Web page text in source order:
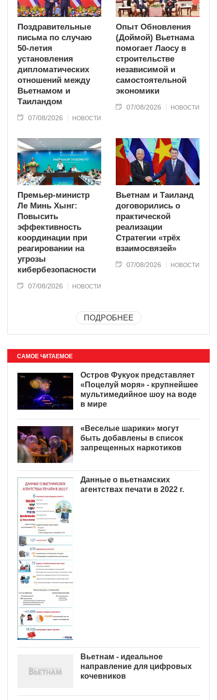
Поздравительные
письма по случаю
50-летия
установления
дипломатических
отношений между
Вьетнамом и
Таиландом
07/08/2026 НОВОСТИ
Опыт Обновления
(Доймой) Вьетнама
помогает Лаосу в
строительстве
независимой и
самостоятельной
экономики
07/08/2026 НОВОСТИ
Премьер-министр
Ле Минь Хынг:
Повысить
эффективность
координации при
реагировании на
угрозы
кибербезопасности
07/08/2026 НОВОСТИ
Вьетнам и Таиланд
договорились о
практической
реализации
Стратегии «трёх
взаимосвязей»
07/08/2026 НОВОСТИ
ПОДРОБНЕЕ
САМОЕ ЧИТАЕМОЕ
Остров Фукуок представляет
«Поцелуй моря» - крупнейшее
мультимедийное шоу на воде
в мире
«Веселые шарики» могут
быть добавлены в список
запрещенных наркотиков
Данные о вьетнамских
агентствах печати в 2022 г.
Вьетнам - идеальное
направление для цифровых
кочевников